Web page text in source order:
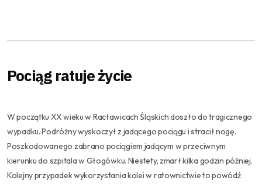
Pociąg ratuje życie
W początku XX wieku w Racławicach Śląskich doszło do tragicznego
wypadku. Podróżny wyskoczył z jadącego pociągu i stracił nogę.
Poszkodowanego zabrano pociągiem jadącym w przeciwnym
kierunku do szpitala w Głogówku. Niestety, zmarł kilka godzin później.
Kolejny przypadek wykorzystania kolei w ratownictwie to powódź